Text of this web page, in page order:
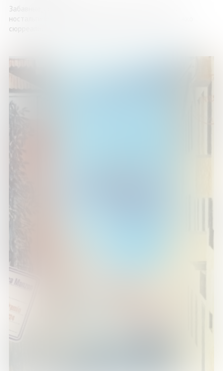
Забавные, по мнению автора, рассказики. Немножко
ностальгические, немножко фантастические, немножко
сюрреалистические и не только про пожилых людей. ...